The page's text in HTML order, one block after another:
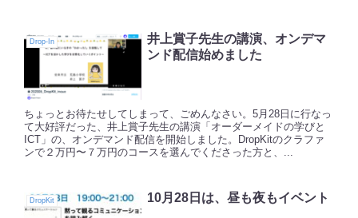
Drop-In
井上賞子先生の講演、オンデマ
ンド配信始めました
ちょっとお待たせしてしまって、ごめんなさい。5月28日に行なっ
て大好評だった、井上賞子先生の講演「オーダーメイドの学びと
ICT」の、オンデマンド配信を開始しました。DropKitのクラファ
ンで２万円〜７万円のコースを選んでくださった方と、...
DropKit 10月28日は、昼も夜もイベント